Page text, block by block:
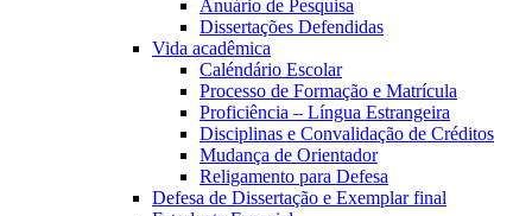
Anuário de Pesquisa
Dissertações Defendidas
Vida acadêmica
Caléndário Escolar
Processo de Formação e Matrícula
Proficiência – Língua Estrangeira
Disciplinas e Convalidação de Créditos
Mudança de Orientador
Religamento para Defesa
Defesa de Dissertação e Exemplar final